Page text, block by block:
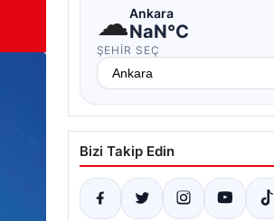
☁Ankara
NaN°C
ŞEHIR SEÇ
Bizi Takip Edin